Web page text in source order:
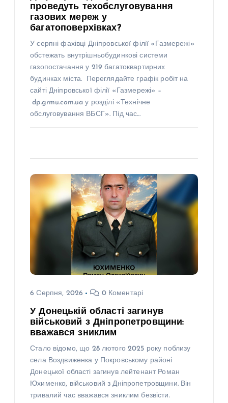
проведуть техобслуговування
газових мереж у
багатоповерхівках?
У серпні фахівці Дніпровської філії «Газмережі»
обстежать внутрішньобудинкові системи
газопостачання у 219 багатоквартирних
будинках міста. Переглядайте графік робіт на
сайті Дніпровської філії «Газмережі» –
dp.grmu.com.ua у розділі «Технічне
обслуговування ВБСГ». Під час…
6 Серпня, 2026 0 Коментарі
У Донецькій області загинув
військовий з Дніпропетровщини:
вважався зниклим
Стало відомо, що 28 лютого 2025 року поблизу
села Воздвиженка у Покровському районі
Донецької області загинув лейтенант Роман
Юхименко, військовий з Дніпропетровщини. Він
тривалий час вважався зниклим безвісти.